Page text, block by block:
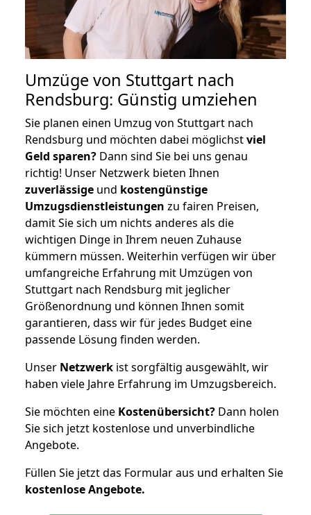
Umzüge von Stuttgart nach
Rendsburg: Günstig umziehen
Sie planen einen Umzug von Stuttgart nach
Rendsburg und möchten dabei möglichstviel
Geld sparen? Dann sind Sie bei uns genau
richtig! Unser Netzwerk bieten Ihnen
zuverlässige und kostengünstige
Umzugsdienstleistungen zu fairen Preisen,
damit Sie sich um nichts anderes als die
wichtigen Dinge in Ihrem neuen Zuhause
kümmern müssen. Weiterhin verfügen wir über
umfangreiche Erfahrung mit Umzügen von
Stuttgart nach Rendsburg mit jeglicher
Größenordnung und können Ihnen somit
garantieren, dass wir für jedes Budget eine
passende Lösung finden werden.
Unser Netzwerk ist sorgfältig ausgewählt, wir
haben viele Jahre Erfahrung im Umzugsbereich.
Sie möchten eine Kostenübersicht? Dann holen
Sie sich jetzt kostenlose und unverbindliche
Angebote.
Füllen Sie jetzt das Formular aus und erhalten Sie
kostenloseAngebote.